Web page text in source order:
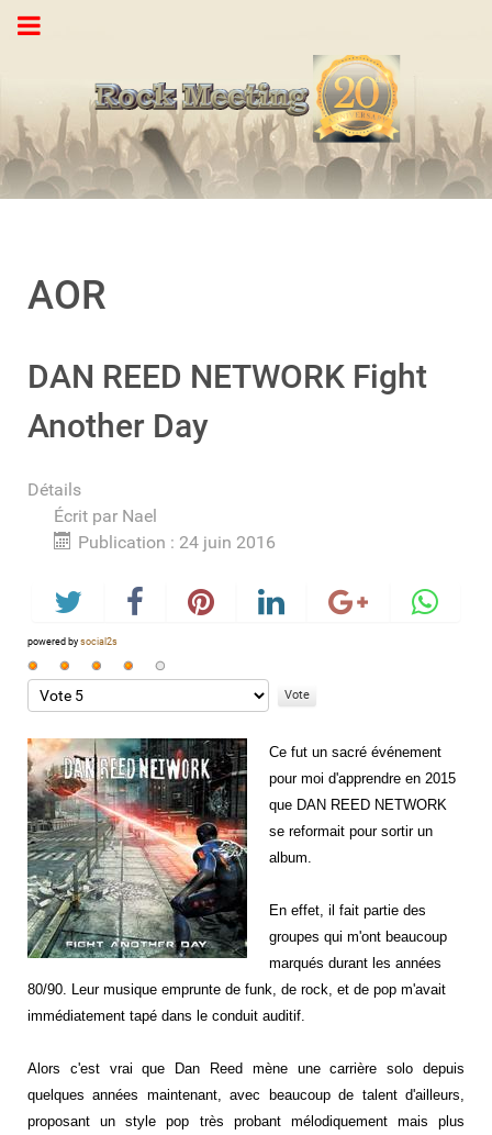
AOR
DAN REED NETWORK Fight
Another Day
Détails
Écrit par Nael
Publication : 24 juin 2016
powered by social2s
Vote
utilisateur:
Veuillez
voter
Ce fut un sacré événement
pour moi d'apprendre en 2015
que DAN REED NETWORK
se reformait pour sortir un
album.
En effet, il fait partie des
groupes qui m'ont beaucoup
marqués durant les années
80/90. Leur musique emprunte de funk, de rock, et de pop m'avait
immédiatement tapé dans le conduit auditif.
Alors c'est vrai que Dan Reed mène une carrière solo depuis
quelques années maintenant, avec beaucoup de talent d'ailleurs,
proposant un style pop très probant mélodiquement mais plus